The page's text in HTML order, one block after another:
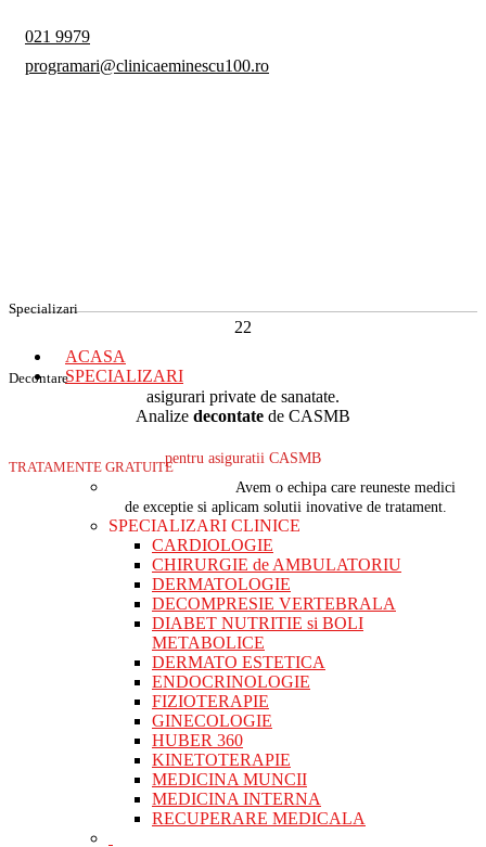
021 9979
programari@clinicaeminescu100.ro
Specializari
22
Decontare
asigurari private de sanatate.
Analize decontate de CASMB
TRATAMENTE GRATUITE
pentru asiguratii CASMB
ACASA
SPECIALIZARI
Avem o echipa care reuneste medici
de exceptie si aplicam solutii inovative de tratament.
SPECIALIZARI CLINICE
CARDIOLOGIE
CHIRURGIE de AMBULATORIU
DERMATOLOGIE
DECOMPRESIE VERTEBRALA
DIABET NUTRITIE si BOLI
METABOLICE
DERMATO ESTETICA
ENDOCRINOLOGIE
FIZIOTERAPIE
GINECOLOGIE
HUBER 360
KINETOTERAPIE
MEDICINA MUNCII
MEDICINA INTERNA
RECUPERARE MEDICALA